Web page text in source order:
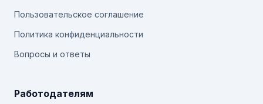
Пользовательское соглашение
Политика конфиденциальности
Вопросы и ответы
Работодателям